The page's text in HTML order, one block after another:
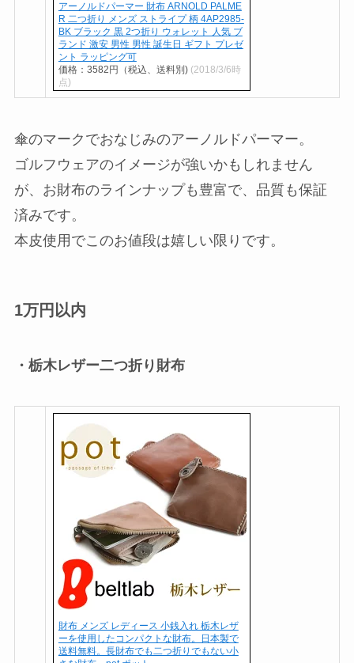
アーノルドパーマー 財布 ARNOLD PALME
R 二つ折り メンズ ストライプ 柄 4AP2985-
BK ブラック 黒 2つ折り ウォレット 人気 ブ
ランド 激安 男性 男性 誕生日 ギフト プレゼ
ント ラッピング可
価格：3582円（税込、送料別) (2018/3/6時
点)
傘のマークでおなじみのアーノルドパーマー。
ゴルフウェアのイメージが強いかもしれません
が、お財布のラインナップも豊富で、品質も保証
済みです。
本皮使用でこのお値段は嬉しい限りです。
1万円以内
・栃木レザー二つ折り財布
財布 メンズ レディース 小銭入れ 栃木レザ
ーを使用したコンパクトな財布。日本製で
送料無料。長財布でも二つ折りでもない小